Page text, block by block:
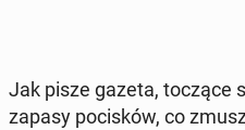
Jak pisze gazeta, toczące
zapasy po­ci­sków, co